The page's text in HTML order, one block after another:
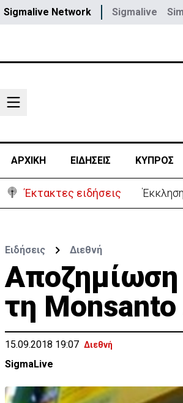
Sigmalive Network Sigmalive
ΑΡΧΙΚΗ ΕΙΔΗΣΕΙΣ ΚΥΠΡΟΣ
Έκτακτες ειδήσεις
Ειδήσεις Διεθνή
Αποζημίωση
τη
15.09.2018 19:07 Διεθνή
SigmaLive